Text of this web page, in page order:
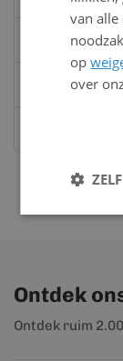
0528 -
Mail
Ontdek
Ontdek ruim
van alle
op
over